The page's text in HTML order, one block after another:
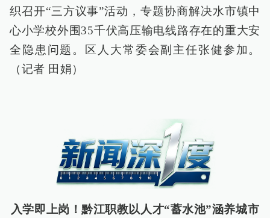
织召开“三方议事”活动，专题协商解决水市镇中
心小学校外围35千伏高压输电线路存在的重大安
全隐患问题。区人大常委会副主任张健参加。
（记者 田娟）
入学即上岗！黔江职教以人才“蓄水池”涵养城市